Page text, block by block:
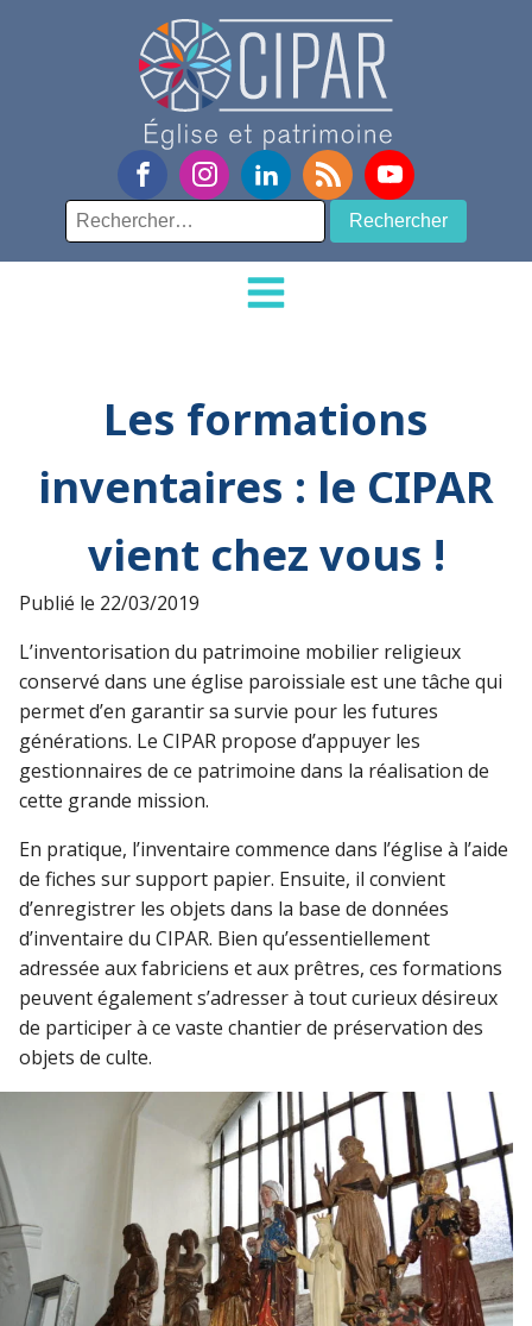
Rechercher :
Les formations
inventaires : le CIPAR
vient chez vous !
Publié le 22/03/2019
L’inventorisation du patrimoine mobilier religieux
conservé dans une église paroissiale est une tâche qui
permet d’en garantir sa survie pour les futures
générations. Le CIPAR propose d’appuyer les
gestionnaires de ce patrimoine dans la réalisation de
cette grande mission.
En pratique, l’inventaire commence dans l’église à l’aide
de fiches sur support papier. Ensuite, il convient
d’enregistrer les objets dans la base de données
d’inventaire du CIPAR. Bien qu’essentiellement
adressée aux fabriciens et aux prêtres, ces formations
peuvent également s’adresser à tout curieux désireux
de participer à ce vaste chantier de préservation des
objets de culte.